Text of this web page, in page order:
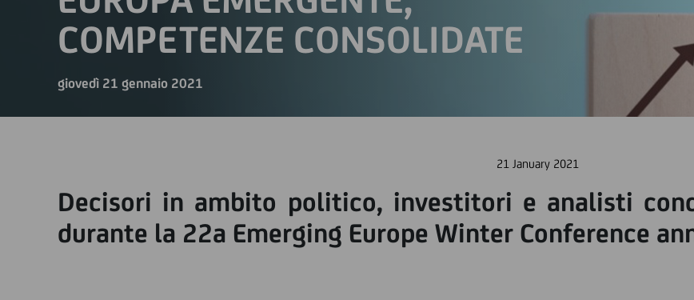
COMPETENZE CONSOLIDATE
giovedì 21 gennaio 2021
21 January 2021
Decisori in ambito politico, investitori e analisti
durante la 22a Emerging Europe Winter Conference